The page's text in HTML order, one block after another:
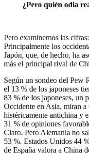
¿Pero quién odia
Pero examinemos las
Principalmente los
Japón, que, de hecho, ha
más el principal rival de
Según un sondeo del Pew
el 13 % de los japoneses
83 % de los japoneses, un
Occidente en Asia, miran
histéricamente antichina y
31 % de opiniones
Claro. Pero Alemania no
53 %. Estados Unidos 44
de España valora a China